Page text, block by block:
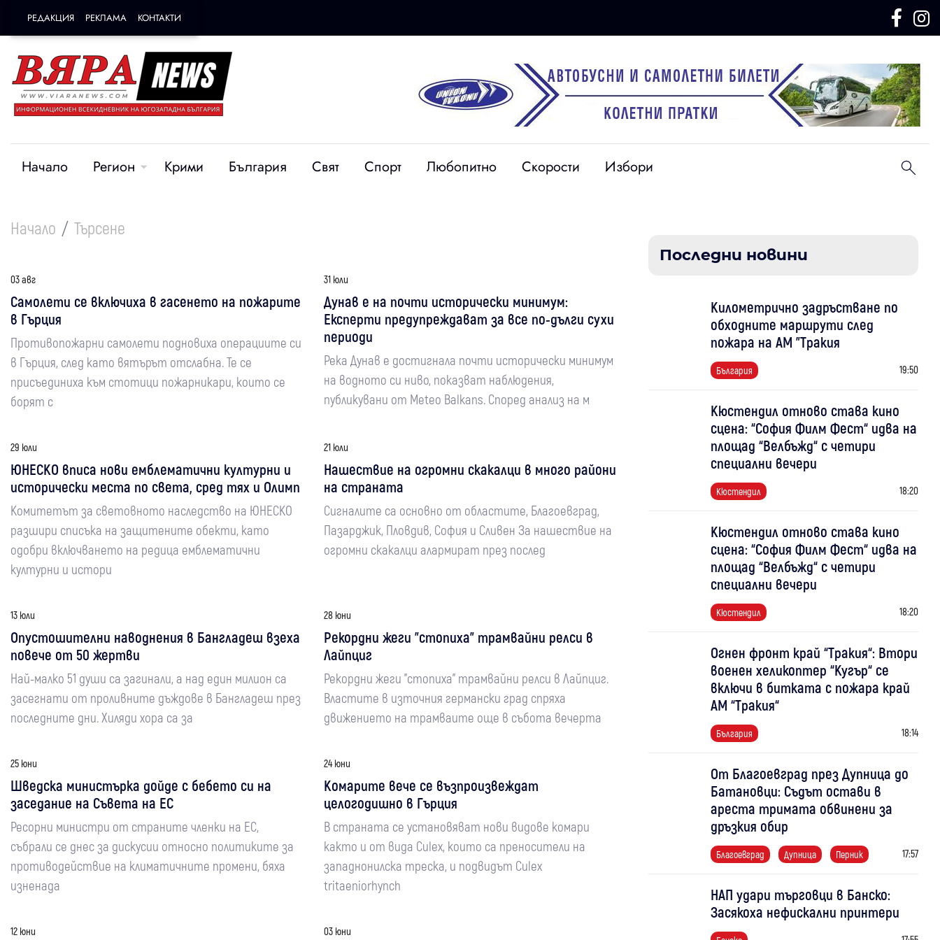
РЕДАКЦИЯ РЕКЛАМА КОНТАКТИ
Начало Регион Крими България Свят Спорт Любопитно Скорости Избори
Начало Търсене
03 авг
Самолети се включиха в гасенето на пожарите
в Гърция
Противопожарни самолети подновиха операциите си
в Гърция, след като вятърът отслабна. Те се
присъединиха към стотици пожарникари, които се
борят с
31 юли
Дунав е на почти исторически минимум:
Експерти предупреждават за все по-дълги сухи
периоди
Река Дунав е достигнала почти исторически минимум
на водното си ниво, показват наблюдения,
публикувани от Meteo Balkans. Според анализ на м
29 юли
ЮНЕСКО вписа нови емблематични културни и
исторически места по света, сред тях и Олимп
Комитетът за световното наследство на ЮНЕСКО
разшири списъка на защитените обекти, като
одобри включването на редица емблематични
културни и истори
21 юли
Нашествие на огромни скакалци в много райони
на страната
Сигналите са основно от областите, Благоевград,
Пазарджик, Пловдив, София и Сливен За нашествие на
огромни скакалци алармират през послед
13 юли
Опустошителни наводнения в Бангладеш взеха
повече от 50 жертви
Най-малко 51 души са загинали, а над един милион са
засегнати от проливните дъждове в Бангладеш през
последните дни. Хиляди хора са за
28 юни
Рекордни жеги "стопиха" трамвайни релси в
Лайпциг
Рекордни жеги "стопиха" трамвайни релси в Лайпциг.
Властите в източния германски град спряха
движението на трамваите още в събота вечерта
25 юни
Шведска министърка дойде с бебето си на
заседание на Съвета на ЕС
Ресорни министри от страните членки на ЕС,
събрали се днес за дискусии относно политиките за
противодействие на климатичните промени, бяха
изненада
24 юни
Комарите вече се възпроизвеждат
целогодишно в Гърция
В страната се установяват нови видове комари
както и от вида Culex, които са преносители на
западнонилска треска, и подвидът Culex
tritaeniorhynch
12 юни 03 юни
Последни новини
Километрично задръстване по
обходните маршрути след
пожара на АМ "Тракия
България 19:50
Кюстендил отново става кино
сцена: “София Филм Фест“ идва на
площад “Велбъжд“ с четири
специални вечери
Кюстендил 18:20
Кюстендил отново става кино
сцена: “София Филм Фест“ идва на
площад “Велбъжд“ с четири
специални вечери
Кюстендил 18:20
Огнен фронт край “Тракия“: Втори
военен хеликоптер “Кугър“ се
включи в битката с пожара край
АМ “Тракия“
България 18:14
От Благоевград през Дупница до
Батановци: Съдът остави в
ареста тримата обвинени за
дръзкия обир
Благоевград Дупница Перник 17:57
НАП удари търговци в Банско:
Засякоха нефискални принтери